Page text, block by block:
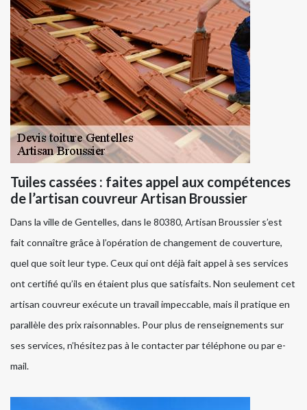
Tuiles cassées : faites appel aux compétences
de l’artisan couvreur Artisan Broussier
Dans la ville de Gentelles, dans le 80380, Artisan Broussier s’est
fait connaître grâce à l’opération de changement de couverture,
quel que soit leur type. Ceux qui ont déjà fait appel à ses services
ont certifié qu’ils en étaient plus que satisfaits. Non seulement cet
artisan couvreur exécute un travail impeccable, mais il pratique en
parallèle des prix raisonnables. Pour plus de renseignements sur
ses services, n’hésitez pas à le contacter par téléphone ou par e-
mail.